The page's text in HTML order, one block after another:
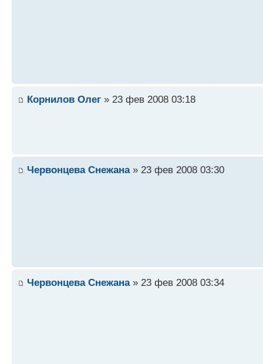
Корнилов Олег » 23 фев 2008 03:18
Червонцева Снежана» 23 фев 2008 03:30
Червонцева Снежана» 23 фев 2008 03:34